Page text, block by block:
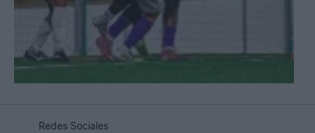
Redes Sociales